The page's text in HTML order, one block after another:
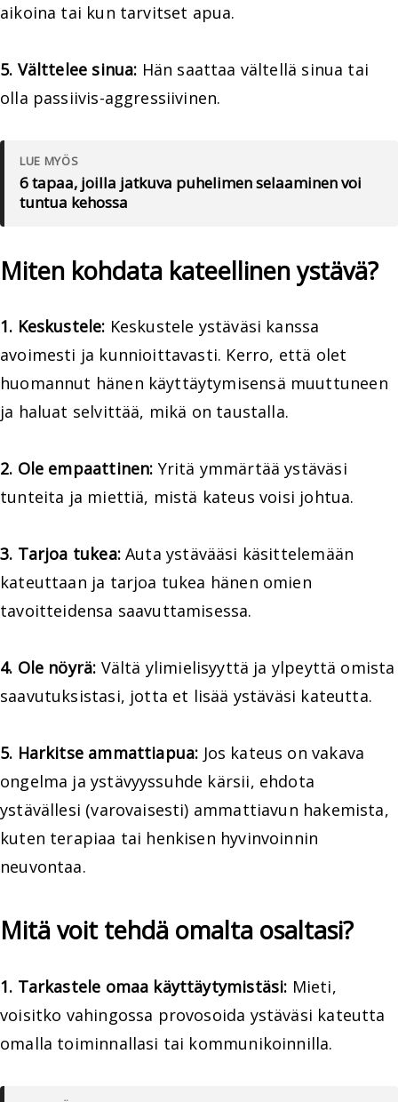
aikoina tai kun tarvitset apua.
5. Välttelee sinua: Hän saattaa vältellä sinua tai
olla passiivis-aggressiivinen.
LUE MYÖS
6 tapaa, joilla jatkuva puhelimen selaaminen voi
tuntua kehossa
Miten kohdata kateellinen ystävä?
1. Keskustele: Keskustele ystäväsi kanssa
avoimesti ja kunnioittavasti. Kerro, että olet
huomannut hänen käyttäytymisensä muuttuneen
ja haluat selvittää, mikä on taustalla.
2. Ole empaattinen: Yritä ymmärtää ystäväsi
tunteita ja miettiä, mistä kateus voisi johtua.
3. Tarjoa tukea:Auta ystävääsi käsittelemään
kateuttaan ja tarjoa tukea hänen omien
tavoitteidensa saavuttamisessa.
4. Ole nöyrä: Vältä ylimielisyyttä ja ylpeyttä omista
saavutuksistasi, jotta et lisää ystäväsi kateutta.
5. Harkitse ammattiapua: Jos kateus on vakava
ongelma ja ystävyyssuhde kärsii, ehdota
ystävällesi (varovaisesti) ammattiavun hakemista,
kuten terapiaa tai henkisen hyvinvoinnin
neuvontaa.
Mitä voit tehdä omalta osaltasi?
1. Tarkastele omaa käyttäytymistäsi: Mieti,
voisitko vahingossa provosoida ystäväsi kateutta
omalla toiminnallasi tai kommunikoinnilla.